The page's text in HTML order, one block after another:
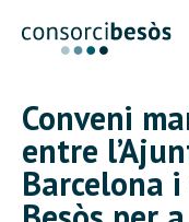
Conveni
entre
Barcelona